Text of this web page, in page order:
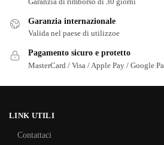
Garanzia internazionale
Valida nel paese di utilizzoe
Pagamento sicuro e protetto
MasterCard / Visa / Apple Pay / Google
LINK UTILI
Contattaci